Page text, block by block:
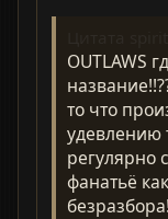
OUTLAWS
то что
удевлению
регулярно
фанатьё